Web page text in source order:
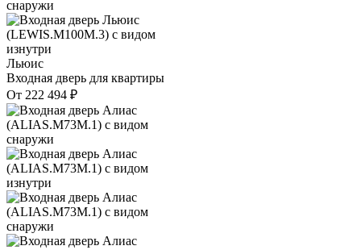
Льюис
Входная дверь для квартиры
От 222 494 ₽